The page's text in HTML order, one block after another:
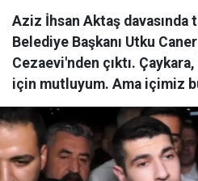
Aziz İhsan Aktaş davasında
Belediye Başkanı Utku
Cezaevi'nden çıktı.
için mutluyum. Ama içimiz